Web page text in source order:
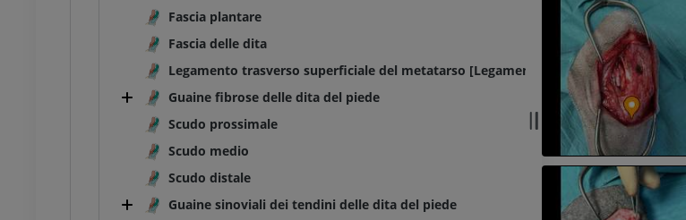
Fascia plantare
Fascia delle dita
Legamento trasverso superficiale del metatarso [Legamento anulare plantare]
Guaine fibrose delle dita del piede
Scudo prossimale
Scudo medio
Scudo distale
Guaine sinoviali dei tendini delle dita del piede